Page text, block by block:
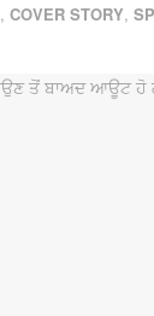
, COVER STORY,